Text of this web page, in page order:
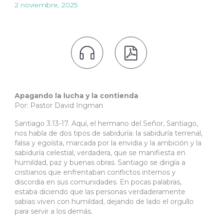
2 noviembre, 2025
 
Apagando la lucha y la contienda
Por: Pastor David Ingman
Santiago 3:13-17. Aquí, el hermano del Señor, Santiago,
nos habla de dos tipos de sabiduría: la sabiduría terrenal,
falsa y egoísta, marcada por la envidia y la ambición y la
sabiduría celestial, verdadera, que se manifiesta en
humildad, paz y buenas obras. Santiago se dirigía a
cristianos que enfrentaban conflictos internos y
discordia en sus comunidades. En pocas palabras,
estaba diciendo que las personas verdaderamente
sabias viven con humildad, dejando de lado el orgullo
para servir a los demás.